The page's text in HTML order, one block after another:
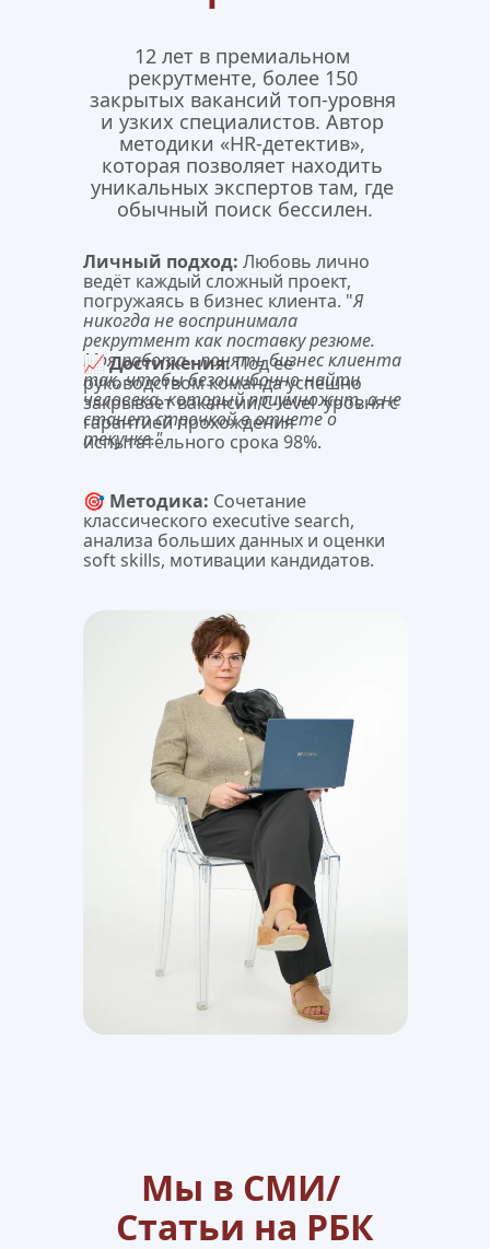
12 лет в премиальном
рекрутменте, более 150
закрытых вакансий топ-уровня
и узких специалистов. Автор
методики «HR-детектив»,
которая позволяет находить
уникальных экспертов там, где
обычный поиск бессилен.
Личный подход: Любовь лично
ведёт каждый сложный проект,
погружаясь в бизнес клиента. "Я
никогда не воспринимала
рекрутмент как поставку резюме.
Моя работа - понять бизнес клиента
так, чтобы безошибочно найти
человека, который приумножит, а не
станет строчкой в отчете о
текучке."
📈 Достижения: Под ее
руководством команда успешно
закрывает вакансии C-level  уровня с
гарантией прохождения
испытательного срока 98%.
🎯 Методика: Сочетание
классического executive search,
анализа больших данных и оценки
soft skills, мотивации кандидатов.
Мы в СМИ/
Статьи на РБК